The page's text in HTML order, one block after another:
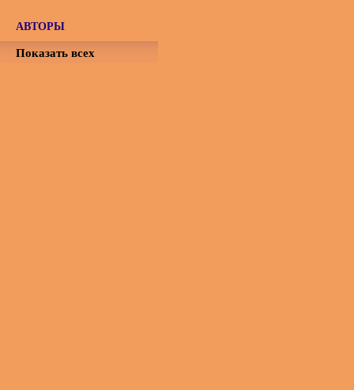
АВТОРЫ
Показать всех